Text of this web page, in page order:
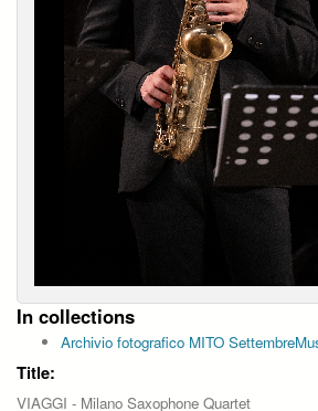
In collections
Archivio fotografico MITO
Title:
VIAGGI - Milano Saxophone Quartet